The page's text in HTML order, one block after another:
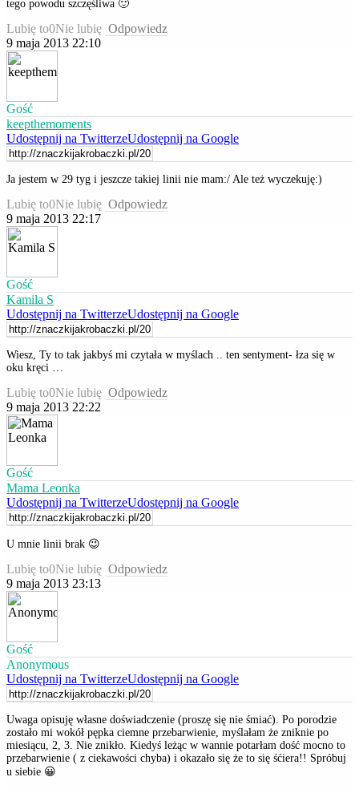
tego powodu szczęśliwa 🙂
Lubię to0Nie lubię Odpowiedz
9 maja 2013 22:10
Gość
keepthemoments
Udostępnij na TwitterzeUdostępnij na Google
Ja jestem w 29 tyg i jeszcze takiej linii nie mam:/ Ale też wyczekuję:)
Lubię to0Nie lubię Odpowiedz
9 maja 2013 22:17
Gość
Kamila S
Udostępnij na TwitterzeUdostępnij na Google
Wiesz, Ty to tak jakbyś mi czytała w myślach .. ten sentyment- łza się w
oku kręci …
Lubię to0Nie lubię Odpowiedz
9 maja 2013 22:22
Gość
Mama Leonka
Udostępnij na TwitterzeUdostępnij na Google
U mnie linii brak 😉
Lubię to0Nie lubię Odpowiedz
9 maja 2013 23:13
Gość
Anonymous
Udostępnij na TwitterzeUdostępnij na Google
Uwaga opisuję własne doświadczenie (proszę się nie śmiać). Po porodzie
zostało mi wokół pępka ciemne przebarwienie, myślałam że zniknie po
miesiącu, 2, 3. Nie znikło. Kiedyś leżąc w wannie potarłam dość mocno to
przebarwienie ( z ciekawości chyba) i okazało się że to się śćiera!! Spróbuj
u siebie 😀